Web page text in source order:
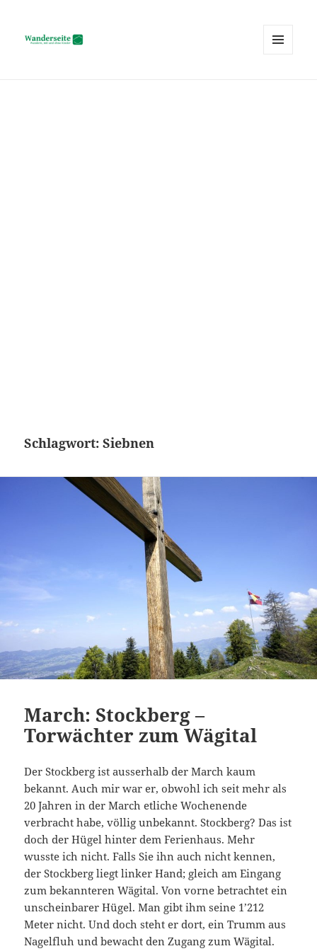
Schlagwort:Siebnen
March: Stockberg –
Torwächter zum Wägital
Der Stockberg ist ausserhalb der March kaum
bekannt. Auch mir war er, obwohl ich seit mehr als
20 Jahren in der March etliche Wochenende
verbracht habe, völlig unbekannt. Stockberg? Das ist
doch der Hügel hinter dem Ferienhaus. Mehr
wusste ich nicht. Falls Sie ihn auch nicht kennen,
der Stockberg liegt linker Hand; gleich am Eingang
zum bekannteren Wägital. Von vorne betrachtet ein
unscheinbarer Hügel. Man gibt ihm seine 1’212
Meter nicht. Und doch steht er dort, ein Trumm aus
Nagelfluh und bewacht den Zugang zum Wägital.